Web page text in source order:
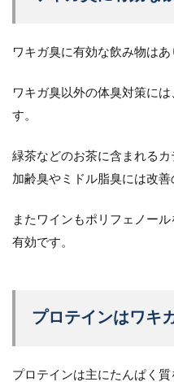
ワキガ臭に有効な飲み物はあ
ワキガ臭以外の体臭対策に
す。
緑茶などのお茶に含まれるカ
加齢臭やミドル脂臭には改善
またワインもポリフェノー
有効です。
プロテインはワキ
プロテインは主にたんぱく